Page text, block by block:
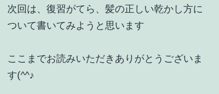
次回は、復習がてら、髪の正しい乾かし方に
ついて書いてみようと思います
ここまでお読みいただきありがとうございま
す(^^♪